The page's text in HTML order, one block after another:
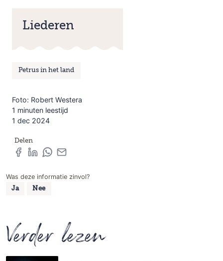
Liederen
Petrus in het land
Foto: Robert Westera
1 minuten leestijd
1 dec 2024
Delen
Was deze informatie zinvol?
Ja Nee
Verder lezen